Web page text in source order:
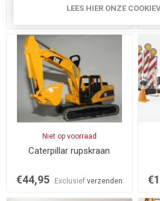
Niet op voorraad
Caterpillar rupskraan
€44,95 Exclusief verzenden
LEES HIER ONZE